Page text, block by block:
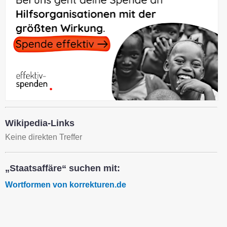
Wikipedia-Links
Keine direkten Treffer
„Staatsaffäre“ suchen mit:
Wortformen von korrekturen.de